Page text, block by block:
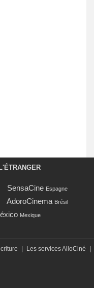
SensaCine Espagne
AdoroCinema Brésil
Mexique
Les services AlloCiné